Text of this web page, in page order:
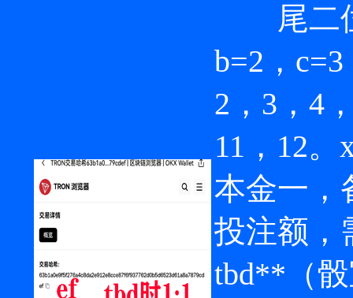
尾二位
b=2，
2，3，4
11，12
本金一，
投注额，
tbd**（